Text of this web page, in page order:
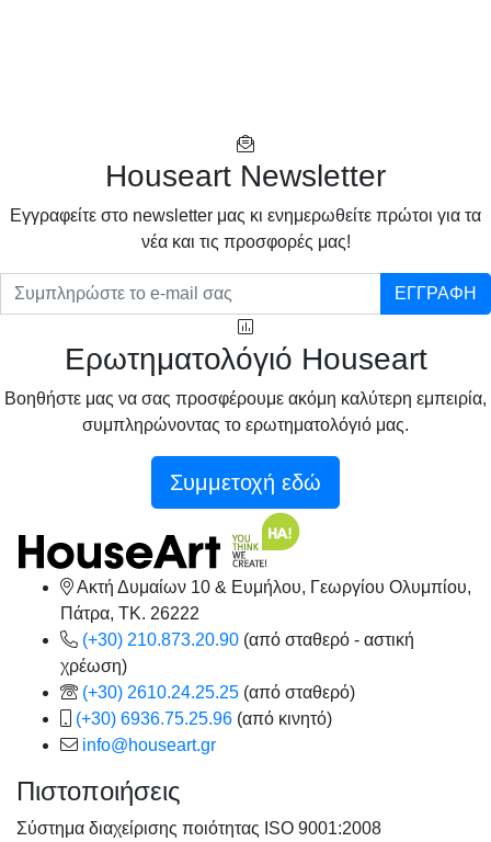
Houseart Newsletter
Eγγραφείτε στο newsletter μας κι ενημερωθείτε πρώτοι για τα
νέα και τις προσφορές μας!
ΕΓΓΡΑΦΗ
Ερωτηματολόγιό Houseart
Βοηθήστε μας να σας προσφέρουμε ακόμη καλύτερη εμπειρία,
συμπληρώνοντας το ερωτηματολόγιό μας.
Συμμετοχή εδώ
Ακτή Δυμαίων 10 & Ευμήλου, Γεωργίου Ολυμπίου,
Πάτρα, TK. 26222
(+30) 210.873.20.90 (από σταθερό - αστική
χρέωση)
(+30) 2610.24.25.25 (από σταθερό)
(+30) 6936.75.25.96 (από κινητό)
info@houseart.gr
Πιστοποιήσεις
Σύστημα διαχείρισης ποιότητας ISO 9001:2008